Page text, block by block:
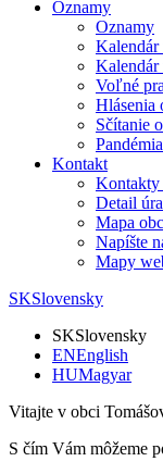
Oznamy
Oznamy
Kalendár
Kalendár
Voľné
Hlásenia
Sčítanie
Kontakt
Kontakty
Detail
Mapa
Napíšte
Mapy
SKSlovensky
SKSlovensky
ENEnglish
HUMagyar
Vitajte v obci
S čím Vám môžeme